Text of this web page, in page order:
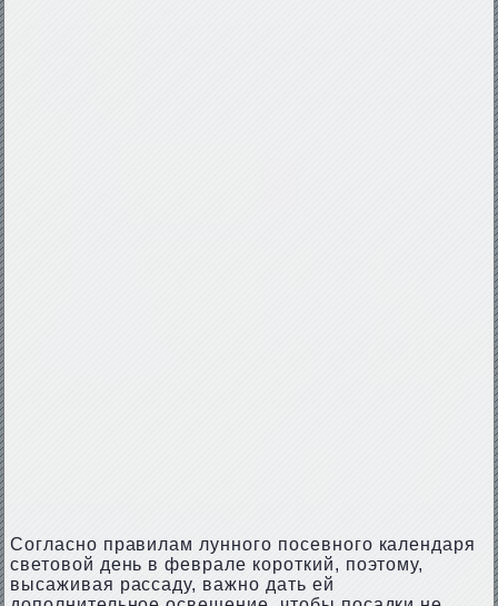
Согласно правилам лунного посевного календаря
световой день в феврале короткий, поэтому,
высаживая рассаду, важно дать ей